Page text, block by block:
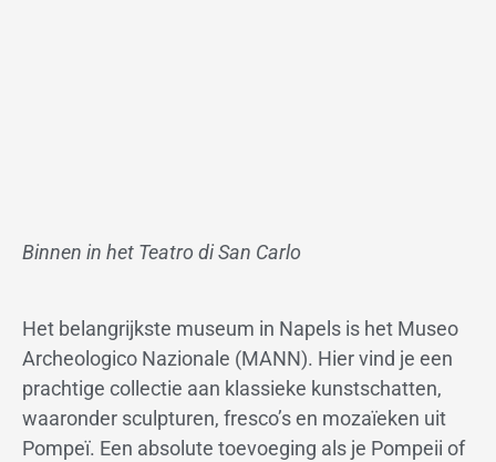
Binnen in het Teatro di San Carlo
Het belangrijkste museum in Napels is het Museo
Archeologico Nazionale (MANN). Hier vind je een
prachtige collectie aan klassieke kunstschatten,
waaronder sculpturen, fresco’s en mozaïeken uit
Pompeï. Een absolute toevoeging als je Pompeii of